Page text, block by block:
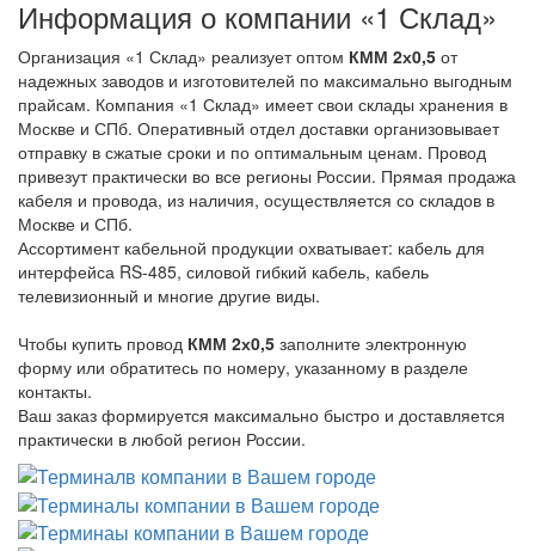
Информация о компании «1 Склад»
Организация «1 Склад» реализует оптом КММ 2х0,5 от
надежных заводов и изготовителей по максимально выгодным
прайсам. Компания «1 Склад» имеет свои склады хранения в
Москве и СПб. Оперативный отдел доставки организовывает
отправку в сжатые сроки и по оптимальным ценам. Провод
привезут практически во все регионы России. Прямая продажа
кабеля и провода, из наличия, осуществляется со складов в
Москве и СПб.
Ассортимент кабельной продукции охватывает: кабель для
интерфейса RS-485, силовой гибкий кабель, кабель
телевизионный и многие другие виды.
Чтобы купить провод КММ 2х0,5 заполните электронную
форму или обратитесь по номеру, указанному в разделе
контакты.
Ваш заказ формируется максимально быстро и доставляется
практически в любой регион России.